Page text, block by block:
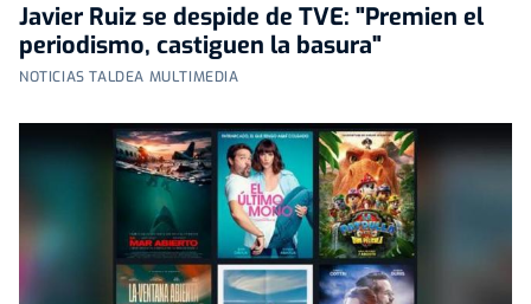
Javier Ruiz se despide de TVE: "Premien el
periodismo, castiguen la basura"
NOTICIAS TALDEA MULTIMEDIA